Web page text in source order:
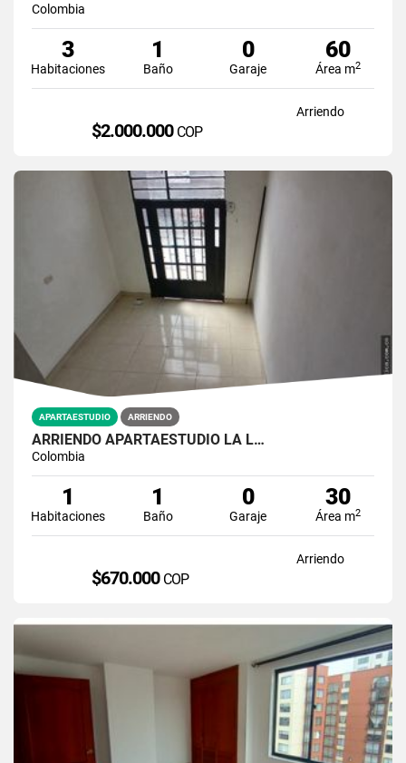
Colombia
3
Habitaciones
1
Baño
0
Garaje
60
Área m2
Arriendo
$2.000.000 COP
APARTAESTUDIO ARRIENDO
ARRIENDO APARTAESTUDIO LA L…
Colombia
1
Habitaciones
1
Baño
0
Garaje
30
Área m2
Arriendo
$670.000 COP